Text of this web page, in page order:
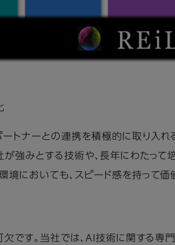
ートナーとの連携を積極的に取り入
強みとする技術や、長年にわたって
においても、スピード感を持って
です。当社では、AI技術に関する